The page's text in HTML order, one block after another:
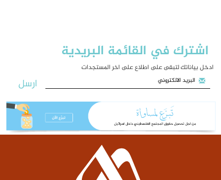
اشترك في القائمة البريدية
ادخل بياناتك لتبقى على اطلاع على اخر المستجدات
ارسل